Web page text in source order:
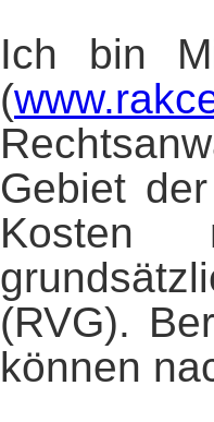
Ich bin
(
Gebiet
Kosten
(RVG).
können